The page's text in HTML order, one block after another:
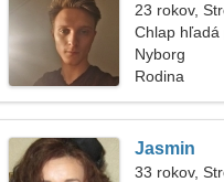
23 rokov,
Chlap hľadá
Nyborg
Rodina
Jasmin
33 rokov,